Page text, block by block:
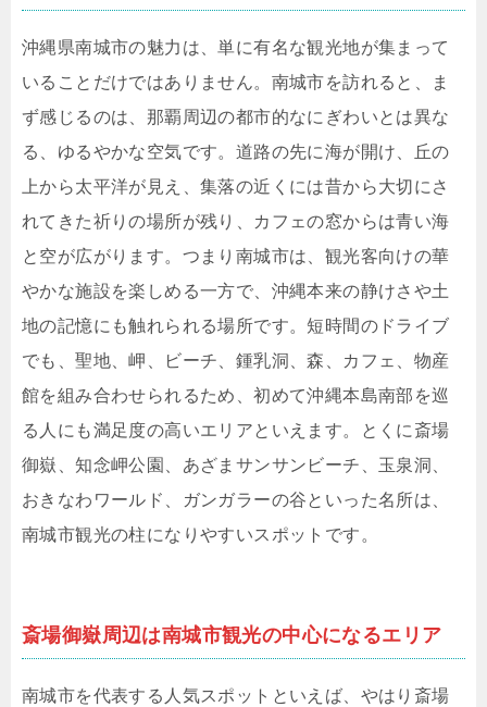
沖縄県南城市の魅力は、単に有名な観光地が集まって
いることだけではありません。南城市を訪れると、ま
ず感じるのは、那覇周辺の都市的なにぎわいとは異な
る、ゆるやかな空気です。道路の先に海が開け、丘の
上から太平洋が見え、集落の近くには昔から大切にさ
れてきた祈りの場所が残り、カフェの窓からは青い海
と空が広がります。つまり南城市は、観光客向けの華
やかな施設を楽しめる一方で、沖縄本来の静けさや土
地の記憶にも触れられる場所です。短時間のドライブ
でも、聖地、岬、ビーチ、鍾乳洞、森、カフェ、物産
館を組み合わせられるため、初めて沖縄本島南部を巡
る人にも満足度の高いエリアといえます。とくに斎場
御嶽、知念岬公園、あざまサンサンビーチ、玉泉洞、
おきなわワールド、ガンガラーの谷といった名所は、
南城市観光の柱になりやすいスポットです。
斎場御嶽周辺は南城市観光の中心になるエリア
南城市を代表する人気スポットといえば、やはり斎場